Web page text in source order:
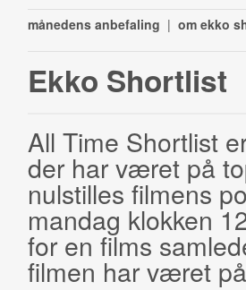
månedens anbefaling | om ekko
Ekko Shortlist
All Time Shortlist
der har været på
nulstilles filmens
mandag klokken
for en films
filmen har været